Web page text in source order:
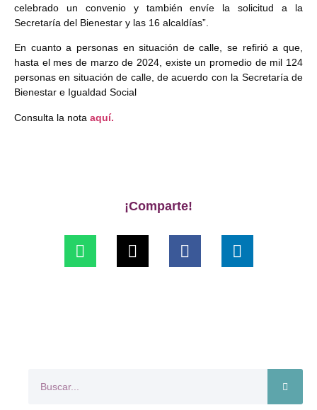
celebrado un convenio y también envíe la solicitud a la
Secretaría del Bienestar y las 16 alcaldías”.
En cuanto a personas en situación de calle, se refirió a que,
hasta el mes de marzo de 2024, existe un promedio de mil 124
personas en situación de calle, de acuerdo con la Secretaría de
Bienestar e Igualdad Social
Consulta la nota aquí.
¡Comparte!